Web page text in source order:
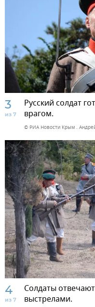
3
из 7
Русский солдат
врагом.
© РИА Новости Крым .
4
из 7
Солдаты
выстрелами.